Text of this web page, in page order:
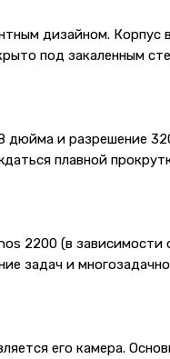
дизайном.
под закаленным
и разрешение
плавной
2200 (в зависимости
задач и
его камера.